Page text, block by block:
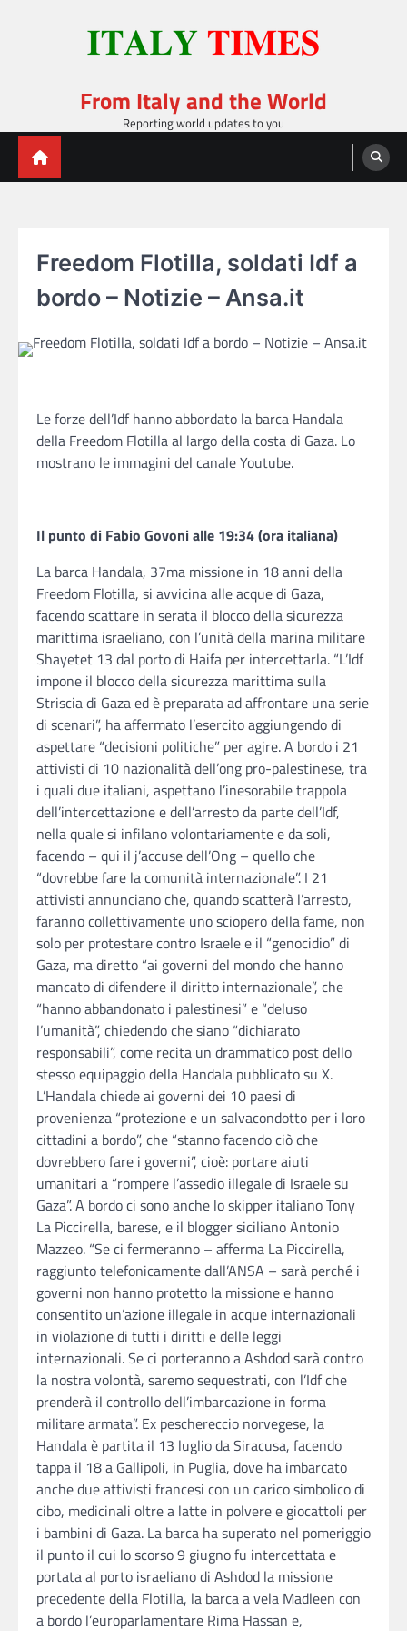
From Italy and the World
Reporting world updates to you
Freedom Flotilla, soldati Idf a
bordo – Notizie – Ansa.it
Le forze dell’Idf hanno abbordato la barca Handala
della Freedom Flotilla al largo della costa di Gaza. Lo
mostrano le immagini del canale Youtube.
Il punto di Fabio Govoni alle 19:34 (ora italiana)
La barca Handala, 37ma missione in 18 anni della
Freedom Flotilla, si avvicina alle acque di Gaza,
facendo scattare in serata il blocco della sicurezza
marittima israeliano, con l’unità della marina militare
Shayetet 13 dal porto di Haifa per intercettarla. “L’Idf
impone il blocco della sicurezza marittima sulla
Striscia di Gaza ed è preparata ad affrontare una serie
di scenari”, ha affermato l’esercito aggiungendo di
aspettare “decisioni politiche” per agire. A bordo i 21
attivisti di 10 nazionalità dell’ong pro-palestinese, tra
i quali due italiani, aspettano l’inesorabile trappola
dell’intercettazione e dell’arresto da parte dell’Idf,
nella quale si infilano volontariamente e da soli,
facendo – qui il j’accuse dell’Ong – quello che
“dovrebbe fare la comunità internazionale”. I 21
attivisti annunciano che, quando scatterà l’arresto,
faranno collettivamente uno sciopero della fame, non
solo per protestare contro Israele e il “genocidio” di
Gaza, ma diretto “ai governi del mondo che hanno
mancato di difendere il diritto internazionale”, che
“hanno abbandonato i palestinesi” e “deluso
l’umanità”, chiedendo che siano “dichiarato
responsabili”, come recita un drammatico post dello
stesso equipaggio della Handala pubblicato su X.
L’Handala chiede ai governi dei 10 paesi di
provenienza “protezione e un salvacondotto per i loro
cittadini a bordo”, che “stanno facendo ciò che
dovrebbero fare i governi”, cioè: portare aiuti
umanitari a “rompere l’assedio illegale di Israele su
Gaza”. A bordo ci sono anche lo skipper italiano Tony
La Piccirella, barese, e il blogger siciliano Antonio
Mazzeo. “Se ci fermeranno – afferma La Piccirella,
raggiunto telefonicamente dall’ANSA – sarà perché i
governi non hanno protetto la missione e hanno
consentito un’azione illegale in acque internazionali
in violazione di tutti i diritti e delle leggi
internazionali. Se ci porteranno a Ashdod sarà contro
la nostra volontà, saremo sequestrati, con l’Idf che
prenderà il controllo dell’imbarcazione in forma
militare armata”. Ex peschereccio norvegese, la
Handala è partita il 13 luglio da Siracusa, facendo
tappa il 18 a Gallipoli, in Puglia, dove ha imbarcato
anche due attivisti francesi con un carico simbolico di
cibo, medicinali oltre a latte in polvere e giocattoli per
i bambini di Gaza. La barca ha superato nel pomeriggio
il punto il cui lo scorso 9 giugno fu intercettata e
portata al porto israeliano di Ashdod la missione
precedente della Flotilla, la barca a vela Madleen con
a bordo l’europarlamentare Rima Hassan e,